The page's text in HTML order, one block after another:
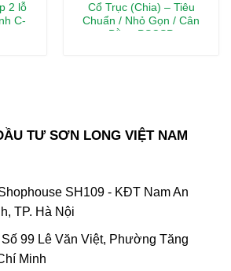
2 lỗ
C-
Cổ Trục (Chia) – Tiêu
Chuẩn / Nhỏ Gọn / Cân
Bằng PSCSP
TƯ SƠN LONG VIỆT NAM
SH109 - KĐT Nam An
TP. Hà Nội
Số 99 Lê Văn Việt, Phường Tăng
Minh